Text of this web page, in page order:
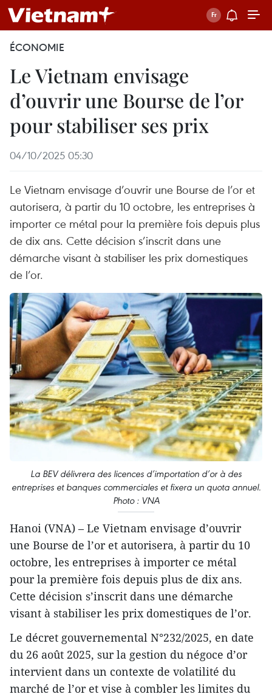
ÉCONOMIE
Le Vietnam envisage
d’ouvrir une Bourse de l’or
pour stabiliser ses prix
04/10/2025 05:30
Le Vietnam envisage d’ouvrir une Bourse de l’or et
autorisera, à partir du 10 octobre, les entreprises à
importer ce métal pour la première fois depuis plus
de dix ans. Cette décision s’inscrit dans une
démarche visant à stabiliser les prix domestiques
de l’or.
La BEV délivrera des licences d’importation d’or à des
entreprises et banques commerciales et fixera un quota annuel.
Photo : VNA
Hanoi (VNA) – Le Vietnam envisage d’ouvrir
une Bourse de l’or et autorisera, à partir du 10
octobre, les entreprises à importer ce métal
pour la première fois depuis plus de dix ans.
Cette décision s’inscrit dans une démarche
visant à stabiliser les prix domestiques de l’or.
Le décret gouvernemental N°232/2025, en date
du 26 août 2025, sur la gestion du négoce d’or
intervient dans un contexte de volatilité du
marché de l’or et vise à combler les limites du